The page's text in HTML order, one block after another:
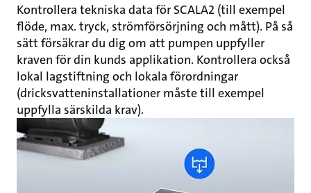
Kontrollera tekniska data för SCALA2 (till exempel
flöde, max. tryck, strömförsörjning och mått). På så
sätt försäkrar du dig om att pumpen uppfyller
kraven för din kunds applikation. Kontrollera också
lokal lagstiftning och lokala förordningar
(dricksvatteninstallationer måste till exempel
uppfylla särskilda krav).